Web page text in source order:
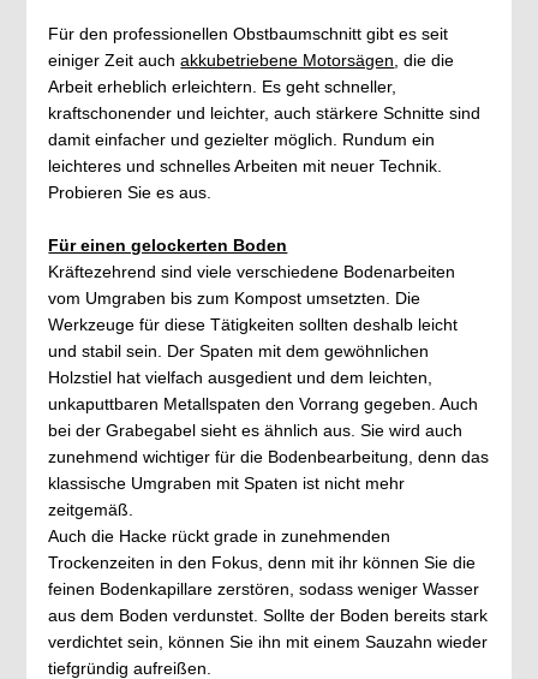
Für den professionellen Obstbaumschnitt gibt es seit
einiger Zeit auchakkubetriebene Motorsägen , die die
Arbeit erheblich erleichtern. Es geht schneller,
kraftschonender und leichter, auch stärkere Schnitte sind
damit einfacher und gezielter möglich. Rundum ein
leichteres und schnelles Arbeiten mit neuer Technik.
Probieren Sie es aus.
Für einen gelockerten Boden
Kräftezehrend sind viele verschiedene Bodenarbeiten
vom Umgraben bis zum Kompost umsetzten. Die
Werkzeuge für diese Tätigkeiten sollten deshalb leicht
und stabil sein. Der Spaten mit dem gewöhnlichen
Holzstiel hat vielfach ausgedient und dem leichten,
unkaputtbaren Metallspaten den Vorrang gegeben. Auch
bei der Grabegabel sieht es ähnlich aus. Sie wird auch
zunehmend wichtiger für die Bodenbearbeitung, denn das
klassische Umgraben mit Spaten ist nicht mehr
zeitgemäß.
Auch die Hacke rückt grade in zunehmenden
Trockenzeiten in den Fokus, denn mit ihr können Sie die
feinen Bodenkapillare zerstören, sodass weniger Wasser
aus dem Boden verdunstet. Sollte der Boden bereits stark
verdichtet sein, können Sie ihn mit einem Sauzahn wieder
tiefgründig aufreißen.